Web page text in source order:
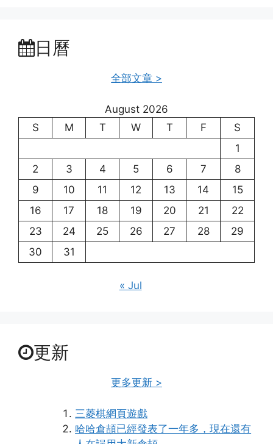
日曆
全部文章 >
August 2026
S
M T W T F
S
1
2
3 4 5 6 7
8
9
10 11 12 13 14
15
16
17 18 19 20 21
22
23
24 25 26 27 28
29
30
31
« Jul
更新
更多更新 >
三菱棋網頁遊戲
哈哈倉頡已經發表了一年多，現在還有